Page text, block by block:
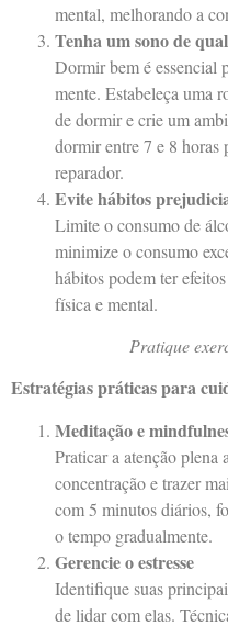
mental, melhorando a
Tenha um sono de
Dormir bem é essencial
mente. Estabeleça uma
de dormir e crie um
dormir entre 7 e 8 horas
reparador.
Evite hábitos
Limite o consumo de
minimize o consumo
hábitos podem ter
física e mental.
Pratique
Estratégias práticas para
Meditação e
Praticar a atenção plena
concentração e trazer
com 5 minutos diários,
o tempo gradualmente.
Gerencie o estresse
Identifique suas
de lidar com elas.